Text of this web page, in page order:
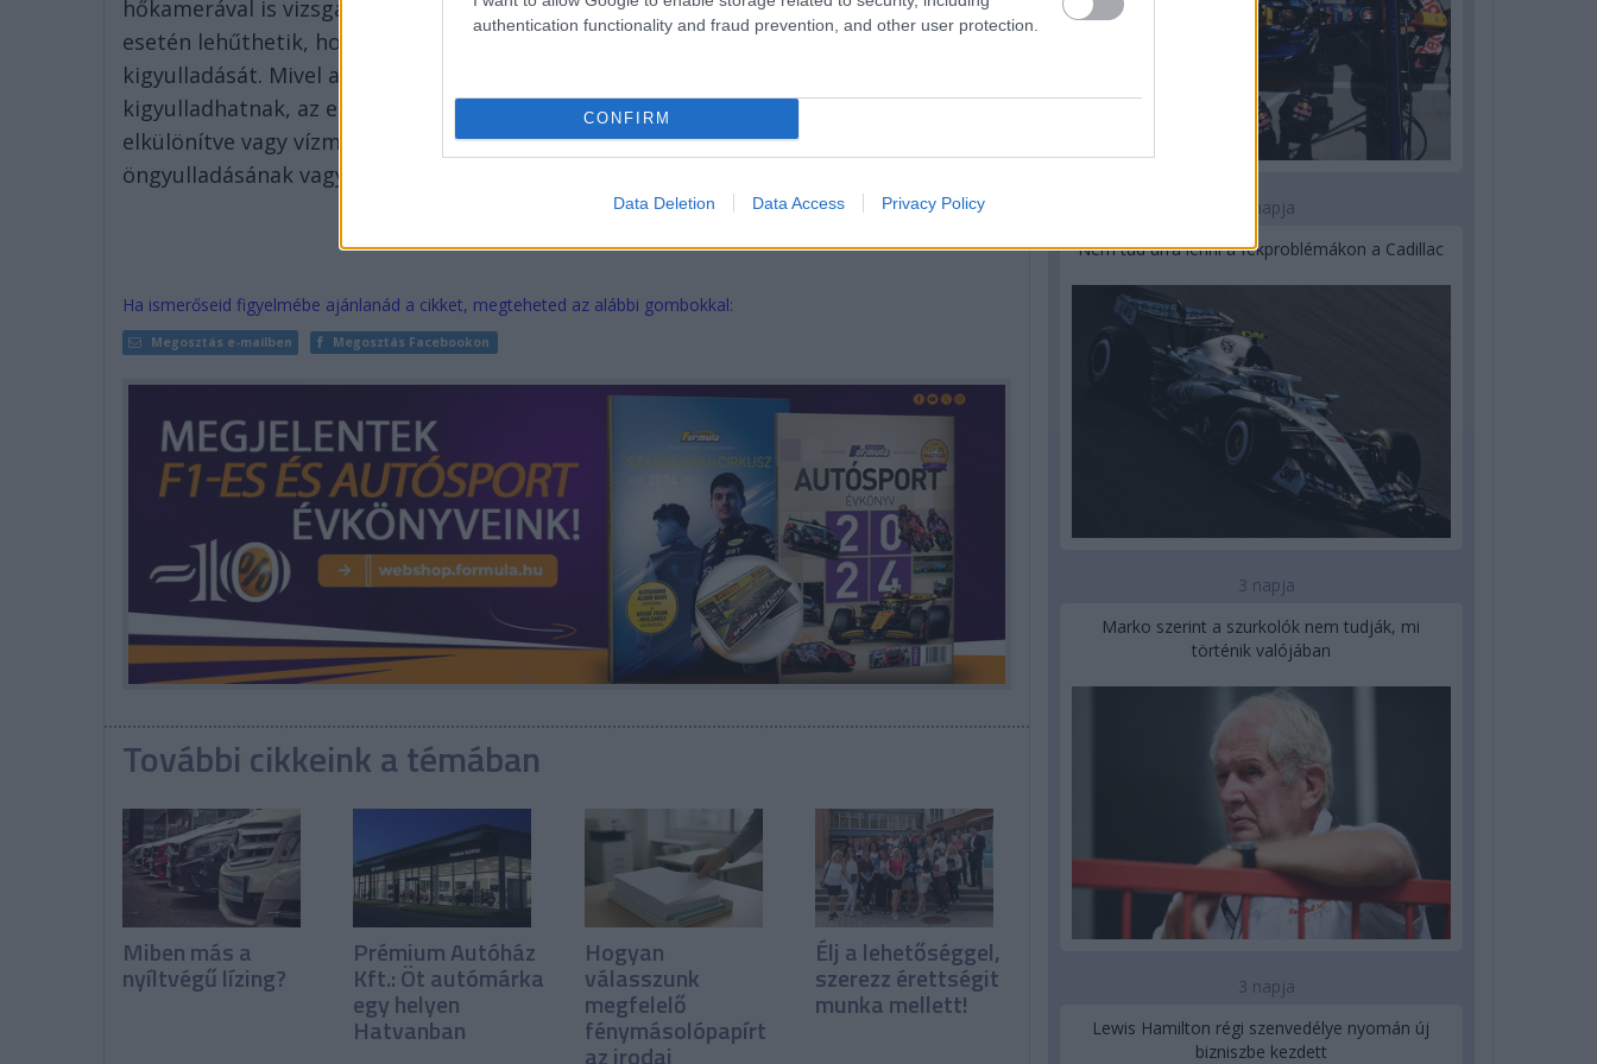
authentication functionality and fraud prevention, and other user protection.
CONFIRM
Data Deletion Data Access Privacy Policy
hőkamerával is vizsgálhatják a nagyfeszültségű akkumulátor állapotát és szükség
esetén lehűthetik, hogy megakadályozzák a hajtásrendszer-akkumulátorának
kigyulladását. Mivel az akkumulátorok néha késleltetve vagy ismételten is
kigyulladhatnak, az elektromos járműveket balesetet követően biztonsági okokból
elkülönítve vagy vízmedencében helyezik el, amíg nem zárható ki a sérült akkumulátor
öngyulladásának vagy újbóli meggyulladásának veszélye.
Ha ismerőseid figyelmébe ajánlanád a cikket, megteheted az alábbi gombokkal:
Megosztás e-mailben Megosztás Facebookon
További cikkeink a témában
Miben más a
nyíltvégű lízing?
Prémium Autóház
Kft.: Öt autómárka
egy helyen
Hatvanban
Hogyan
válasszunk
megfelelő
fénymásolópapírt
az irodai
Élj a lehetőséggel,
szerezz érettségit
munka mellett!
2 napja
Nem tud úrrá lenni a fékproblémákon a Cadillac
3 napja
Marko szerint a szurkolók nem tudják, mi
történik valójában
3 napja
Lewis Hamilton régi szenvedélye nyomán új
bizniszbe kezdett